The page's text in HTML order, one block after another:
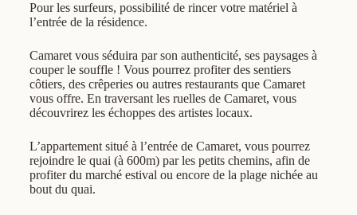
Pour les surfeurs, possibilité de rincer votre matériel à
l’entrée de la résidence.
Camaret vous séduira par son authenticité, ses paysages à
couper le souffle ! Vous pourrez profiter des sentiers
côtiers, des crêperies ou autres restaurants que Camaret
vous offre. En traversant les ruelles de Camaret, vous
découvrirez les échoppes des artistes locaux.
L’appartement situé à l’entrée de Camaret, vous pourrez
rejoindre le quai (à 600m) par les petits chemins, afin de
profiter du marché estival ou encore de la plage nichée au
bout du quai.